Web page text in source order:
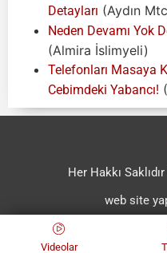
Detayları (Aydın
Neden Devamı Yok
(Almira İslimyeli)
Telefonları Masaya
Cebimdeki Yabancı!
Her Hakkı
web site
Videolar